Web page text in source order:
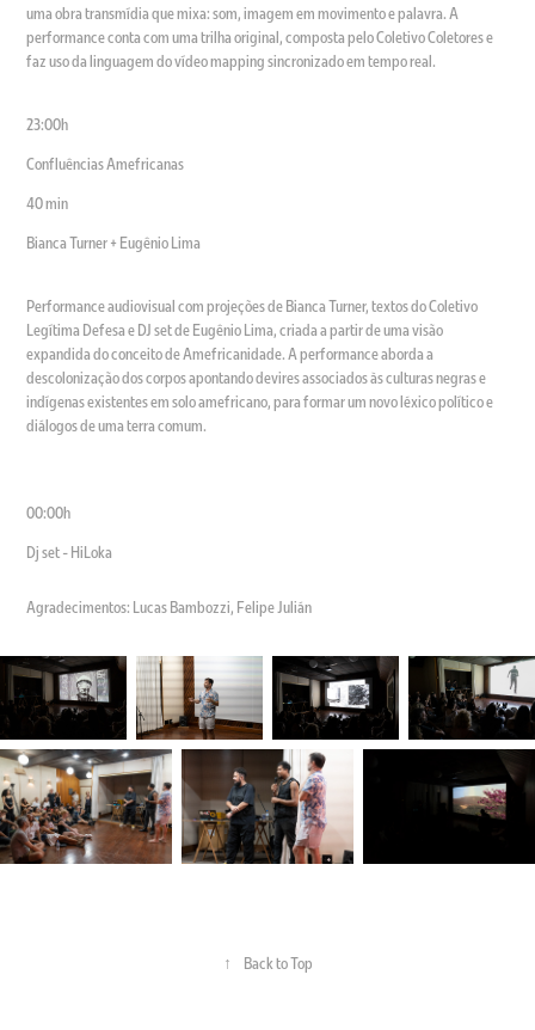
uma obra transmídia que mixa: som, imagem em movimento e palavra. A
performance conta com uma trilha original, composta pelo Coletivo Coletores e
faz uso da linguagem do vídeo mapping sincronizado em tempo real.
23:00h
Confluências Amefricanas
40 min
Bianca Turner + Eugênio Lima
Performance audiovisual com projeções de Bianca Turner, textos do Coletivo
Legítima Defesa e DJ set de Eugênio Lima, criada a partir de uma visão
expandida do conceito de Amefricanidade. A performance aborda a
descolonização dos corpos apontando devires associados às culturas negras e
indígenas existentes em solo amefricano, para formar um novo léxico político e
diálogos de uma terra comum.
00:00h
Dj set - HiLoka
Agradecimentos: Lucas Bambozzi, Felipe Julián
↑ Back to Top